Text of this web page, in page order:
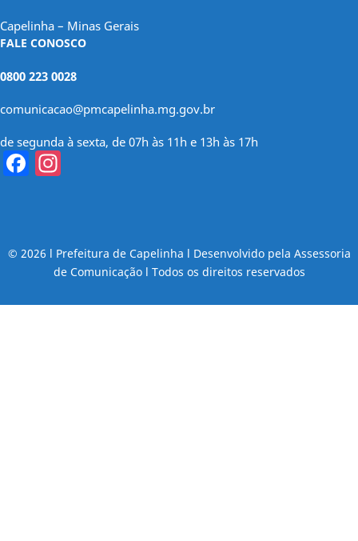
Capelinha – Minas Gerais
FALE CONOSCO
0800 223 0028
comunicacao@pmcapelinha.mg.gov.br
de segunda à sexta, de 07h às 11h e 13h às 17h
Facebook
© 2026 l Prefeitura de Capelinha l Desenvolvido pela Assessoria
de Comunicação l Todos os direitos reservados